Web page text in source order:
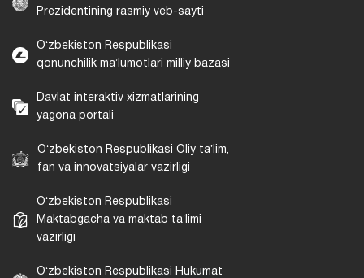
Prezidentining rasmiy veb-sayti
Oʻzbekiston Respublikasi
qonunchilik maʼlumotlari milliy bazasi
Davlat interaktiv xizmatlarining
yagona portali
Oʻzbekiston Respublikasi Oliy taʼlim,
fan va innovatsiyalar vazirligi
Oʻzbekiston Respublikasi
Maktabgacha va maktab taʼlimi
vazirligi
Oʻzbekiston Respublikasi Hukumat